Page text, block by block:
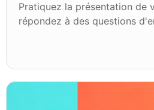
Pratiquez la présentation de
répondez à des questions